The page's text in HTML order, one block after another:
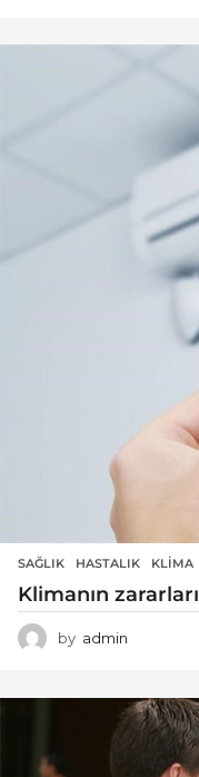
SAĞLIK HASTALIK ,KLIMA
Klimanın zararları
by admin